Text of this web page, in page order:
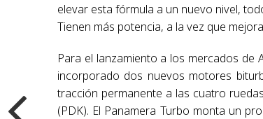
elevar esta fórmula a un nuevo nivel,
Tienen más potencia, a la vez que
Para el lanzamiento a los mercados de
incorporado dos nuevos motores
tracción permanente a las cuatro
(PDK). El Panamera Turbo monta un